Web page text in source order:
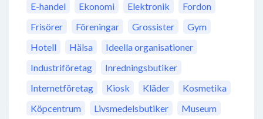
E-handel
Ekonomi Elektronik
Fordon
Frisörer
Föreningar Grossister
Gym
Hotell
Hälsa
Ideella organisationer
Industriföretag
Inredningsbutiker
Internetföretag
Kiosk Kläder
Kosmetika
Köpcentrum
Livsmedelsbutiker
Museum